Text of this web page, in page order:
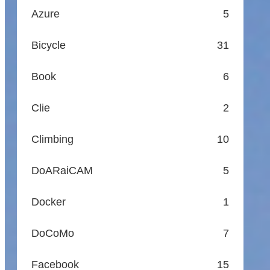
Azure 5
Bicycle 31
Book 6
Clie 2
Climbing 10
DoARaiCAM 5
Docker 1
DoCoMo 7
Facebook 15